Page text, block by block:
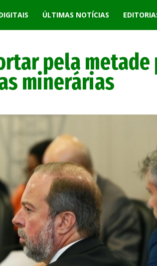
ÚLTIMAS NOTÍCIAS
pela metade
minerárias